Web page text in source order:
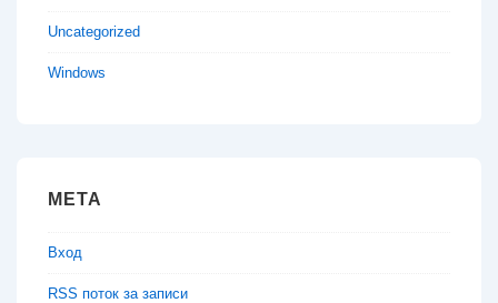
Uncategorized
Windows
МЕТА
Вход
RSS поток за записи